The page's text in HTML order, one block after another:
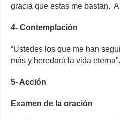
gracia que estas me bastan.
4- Contemplación
“Ustedes los que me han
más y heredará la vida eterna”.
5- Acción
Examen de la oración